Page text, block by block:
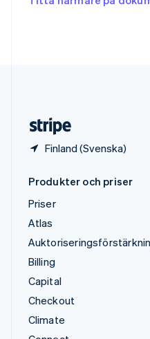
Finland (Svenska)
English
Produkter och priser
Priser
Atlas
Billing
Capital
Checkout
Climate